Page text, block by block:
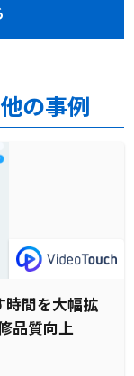
の事例
時間を大幅拡
品質向上